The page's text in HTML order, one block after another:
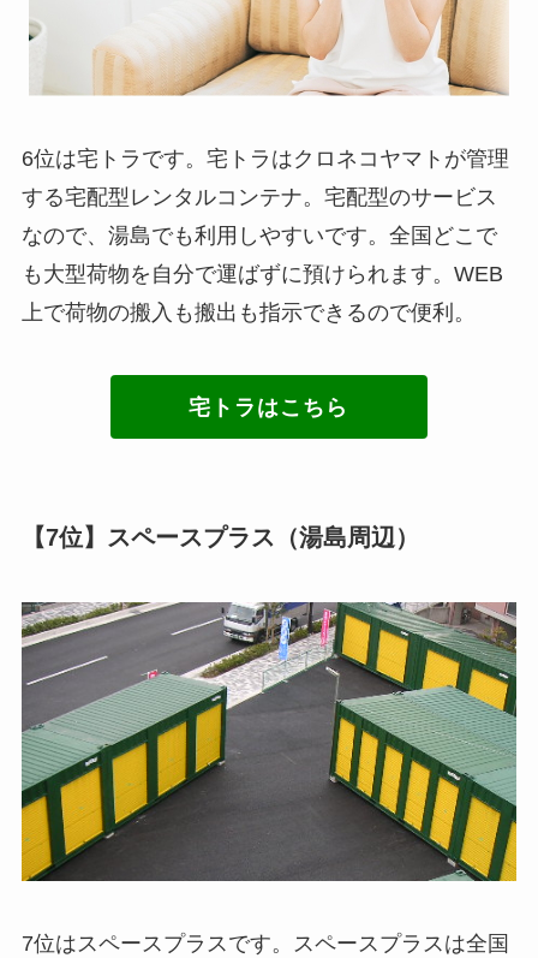
6位は宅トラです。宅トラはクロネコヤマトが管理
する宅配型レンタルコンテナ。宅配型のサービス
なので、湯島でも利用しやすいです。全国どこで
も大型荷物を自分で運ばずに預けられます。WEB
上で荷物の搬入も搬出も指示できるので便利。
宅トラはこちら
【7位】スペースプラス（湯島周辺）
7位はスペースプラスです。スペースプラスは全国